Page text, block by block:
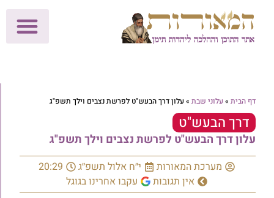
דף הבית » עלוני שבת » עלון דרך הבעש"ט לפרשת נצבים וילך תשפ"ג
דרך הבעש"ט
עלון דרך הבעש"ט לפרשת נצבים וילך תשפ"ג
מערכת המאורות י״ח אלול תשפ״ג
20:29
אין תגובות
עקבו אחרינו בגוגל